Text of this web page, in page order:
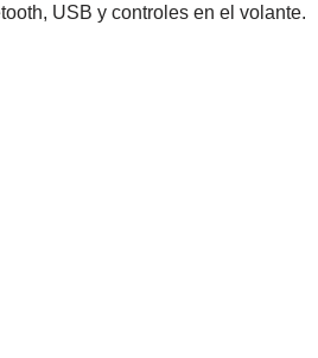
USB y controles en el volante.